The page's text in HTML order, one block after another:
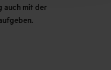
auch mit der